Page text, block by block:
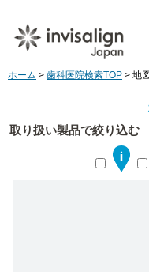
ホーム > 歯科医院検索TOP > 地
取り扱い製品で絞り込む